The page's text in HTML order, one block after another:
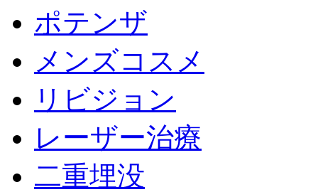
ポテンザ
メンズコスメ
リビジョン
レーザー治療
二重埋没